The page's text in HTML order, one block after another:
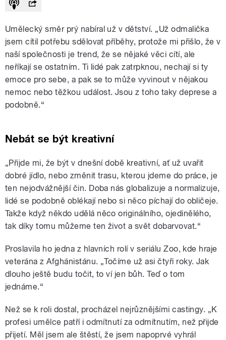
Umělecký směr prý nabíral už v dětství. „Už odmalička
jsem cítil potřebu sdělovat příběhy, protože mi přišlo, že v
naší společnosti je trend, že se nějaké věci cítí, ale
neříkají se ostatním. Ti lidé pak zatrpknou, nechají si ty
emoce pro sebe, a pak se to může vyvinout v nějakou
nemoc nebo těžkou událost. Jsou z toho taky deprese a
podobně.“
Nebát se být kreativní
„Přijde mi, že být v dnešní době kreativní, ať už uvařit
dobré jídlo, nebo změnit trasu, kterou jdeme do práce, je
ten nejodvážnější čin. Doba nás globalizuje a normalizuje,
lidé se podobně oblékají nebo si něco píchají do obličeje.
Takže když někdo udělá něco originálního, ojedinělého,
tak díky tomu můžeme ten život a svět dobarvovat.“
Proslavila ho jedna z hlavních rolí v seriálu Zoo, kde hraje
veterána z Afghánistánu. „Točíme už asi čtyři roky. Jak
dlouho ještě budu točit, to ví jen bůh. Teď o tom
jednáme.“
Než se k roli dostal, procházel nejrůznějšími castingy. „K
profesi umělce patří i odmítnutí za odmítnutím, než přijde
přijetí. Měl jsem ale štěstí, že jsem napoprvé vyhrál